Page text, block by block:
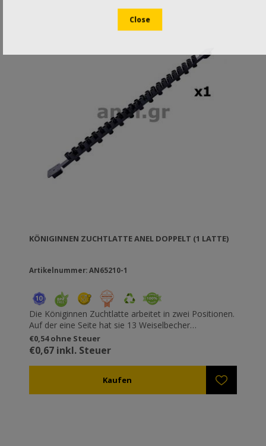
KÖNIGINNEN ZUCHTLATTE ANEL DOPPELT (1 LATTE)
Artikelnummer: AN65210-1
Die Königinnen Zuchtlatte arbeitet in zwei Positionen.
Auf der eine Seite hat sie 13 Weiselbecher
(Bienenköniginnenzucht) und auf der anderen Seite 40
(Gelee royal). Eingliedernder Weiselbecher auf denen
sind auf der Leiste hinzugefügt und vereinfachen die
Königinnenaufzucht, während spezielle Protektoren
€0,54 ohne Steuer
€0,67 inkl. Steuer